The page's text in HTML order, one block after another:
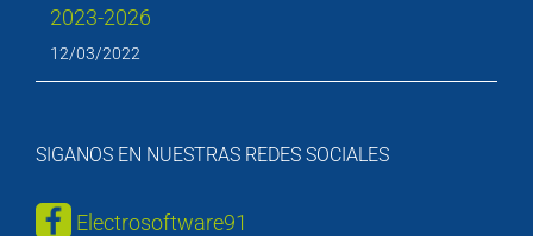
2023-2026
12/03/2022
SIGANOS EN NUESTRAS REDES SOCIALES
Electrosoftware91